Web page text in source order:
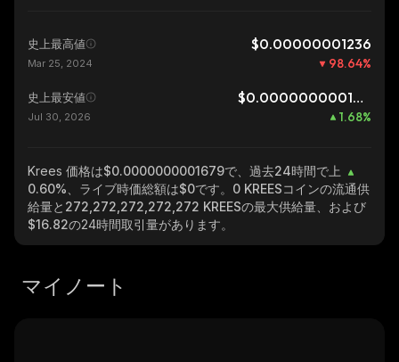
史上最高値 $0.00000001236
Mar 25, 2024 98.64%
史上最安値 $0.0000000001652
Jul 30, 2026 1.68%
Krees 価格は$0.0000000001679で、過去24時間で上
0.60% 、ライブ時価総額は$0です。 0 KREESコインの流通供
給量と 272,272,272,272,272 KREESの最大供給量、および
$16.82の24時間取引量があります。
マイノート